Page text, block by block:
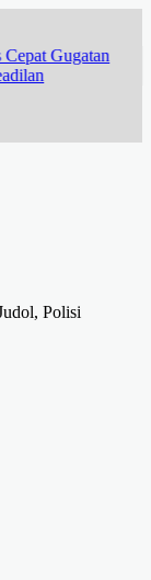
Gugatan
Polisi